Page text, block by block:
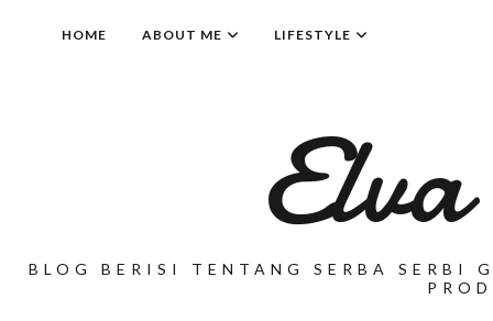
HOME ABOUT ME LIFESTYLE
BLOG BERISI TENTANG SERBA SERBI